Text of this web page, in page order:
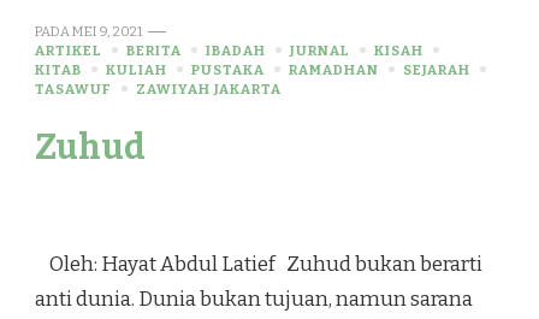
PADA MEI 9, 2021
ARTIKEL
BERITA IBADAH JURNAL
KISAH
KITAB
KULIAH PUSTAKA RAMADHAN
SEJARAH
TASAWUF
ZAWIYAH JAKARTA
Zuhud
Oleh: Hayat Abdul Latief Zuhud bukan berarti
anti dunia. Dunia bukan tujuan, namun sarana